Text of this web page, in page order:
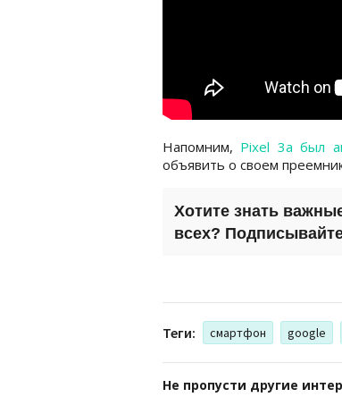
Напомним, Pixel 3a был
объявить о своем
Хотите знать
всех?
Теги: смартфон google
Не пропусти другие